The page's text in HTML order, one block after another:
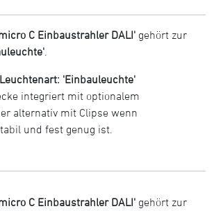
C Einbaustrahler DALI' gehört zur
'Einbauleuchte'
integriert mit optionalem
alternativ mit Clipse wenn
und fest genug ist.
C Einbaustrahler DALI' gehört zur